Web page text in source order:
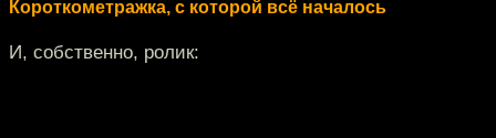
Короткометражка, с которой всё началось
И, собственно, ролик: